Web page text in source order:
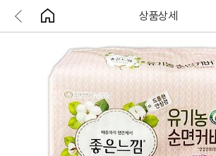
상품상세